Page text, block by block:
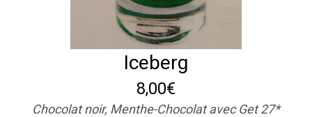
Iceberg
8,00€
Chocolat noir, Menthe-Chocolat avec Get 27*